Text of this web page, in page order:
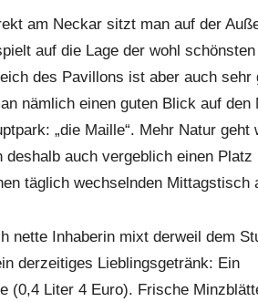
am Neckar sitzt man auf der
auf die Lage der wohl
des Pavillons ist aber auch sehr
nämlich einen guten Blick auf den
„die Maille“. Mehr Natur geht
auch vergeblich einen Platz
täglich wechselnden Mittagstisch
nette Inhaberin mixt derweil dem
derzeitiges Lieblingsgetränk: Ein
(0,4 Liter 4 Euro). Frische